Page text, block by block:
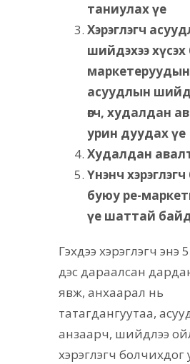
таниулах үе
Хэрэглэгч
шийдэхээ
асуудлын
өгч, худалдан
урин дуудах үе
Худалдан
Үнэнч
буюу ре-
үе шаттай
Гэхдээ хэрэглэгч энэ
дэс дараалсан
явж, анхаарал нь
татагдангуутаа,
анзаарч, шийдлээ
хэрэглэгч болчихдог